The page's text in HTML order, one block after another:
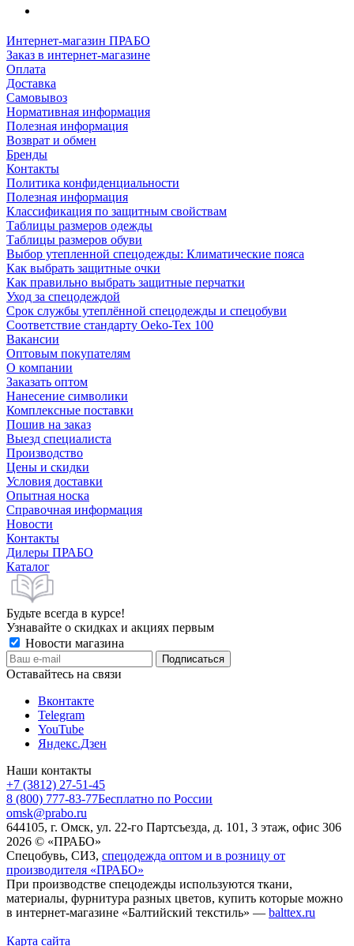
Интернет-магазин ПРАБО
Заказ в интернет-магазине
Оплата
Доставка
Самовывоз
Нормативная информация
Полезная информация
Возврат и обмен
Бренды
Контакты
Политика конфиденциальности
Полезная информация
Классификация по защитным свойствам
Таблицы размеров одежды
Таблицы размеров обуви
Выбор утепленной спецодежды: Климатические пояса
Как выбрать защитные очки
Как правильно выбрать защитные перчатки
Уход за спецодеждой
Срок службы утеплённой спецодежды и спецобуви
Соответствие стандарту Oeko-Tex 100
Вакансии
Оптовым покупателям
О компании
Заказать оптом
Нанесение символики
Комплексные поставки
Пошив на заказ
Выезд специалиста
Производство
Цены и скидки
Условия доставки
Опытная носка
Справочная информация
Новости
Контакты
Дилеры ПРАБО
Каталог
Будьте всегда в курсе!
Узнавайте о скидках и акциях первым
Новости магазина
Оставайтесь на связи
Вконтакте
Telegram
YouTube
Яндекс.Дзен
Наши контакты
+7 (3812) 27-51-45
8 (800) 777-83-77Бесплатно по России
omsk@prabo.ru
644105, г. Омск, ул. 22-го Партсъезда, д. 101, 3 этаж, офис 306
2026 © «ПРАБО»
Спецобувь, СИЗ, спецодежда оптом и в розницу от
производителя «ПРАБО»
При производстве спецодежды используются ткани,
материалы, фурнитура разных цветов, купить которые можно
в интернет-магазине «Балтийский текстиль» — balttex.ru
Карта сайта